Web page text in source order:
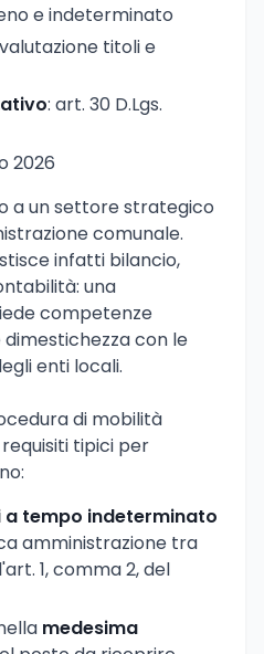
e indeterminato
titoli e
: art. 30 D.Lgs.
2026
a un settore strategico
comunale.
infatti bilancio,
una
competenze
con le
enti locali.
di mobilità
tipici per
a tempo indeterminato
amministrazione tra
1, comma 2, del
medesima